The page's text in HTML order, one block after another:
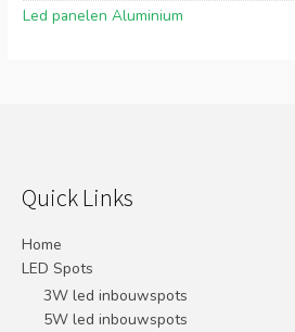
Led panelen Aluminium
Quick Links
Home
LED Spots
3W led inbouwspots
5W led inbouwspots